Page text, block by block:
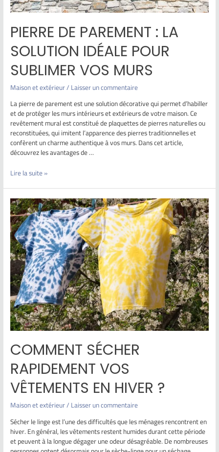
PIERRE DE PAREMENT : LA
SOLUTION IDÉALE POUR
SUBLIMER VOS MURS
Maison et extérieur/Laisser un commentaire
La pierre de parement est une solution décorative qui permet d’habiller
et de protéger les murs intérieurs et extérieurs de votre maison. Ce
revêtement mural est constitué de plaquettes de pierres naturelles ou
reconstituées, qui imitent l’apparence des pierres traditionnelles et
confèrent un charme authentique à vos murs. Dans cet article,
découvrez les avantages de …
Lire la suite »
COMMENT SÉCHER
RAPIDEMENT VOS
VÊTEMENTS EN HIVER ?
Maison et extérieur/Laisser un commentaire
Sécher le linge est l’une des difficultés que les ménages rencontrent en
hiver. En général, les vêtements restent humides durant cette période
et peuvent à la longue dégager une odeur désagréable. De nombreuses